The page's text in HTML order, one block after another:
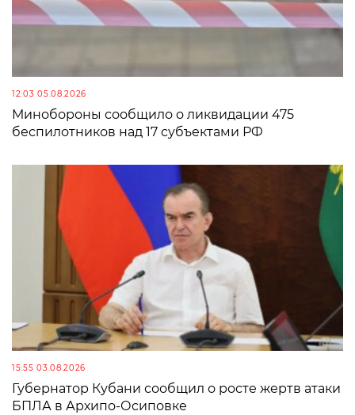
12:03 05.08.2026
Минобороны сообщило о ликвидации 475
беспилотников над 17 субъектами РФ
15:55 03.08.2026
Губернатор Кубани сообщил о росте жертв атаки
БПЛА в Архипо-Осиповке